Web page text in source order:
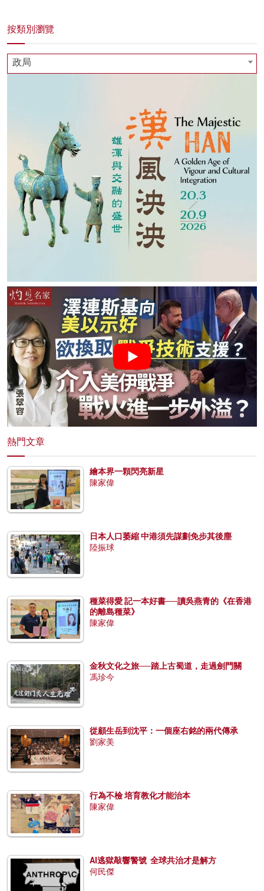
按類別瀏覽
政局
熱門文章
繪本界一顆閃亮新星
陳家偉
日本人口萎縮 中港須先謀劃免步其後塵
陸振球
種菜得愛 記一本好書──讀吳燕青的《在香港
的離島種菜》
陳家偉
金秋文化之旅──踏上古蜀道，走過劍門關
馮珍今
從顧生岳到沈平：一個座右銘的兩代傳承
劉家美
行為不檢 培育教化才能治本
陳家偉
AI逃獄敲響警號 全球共治才是解方
何民傑